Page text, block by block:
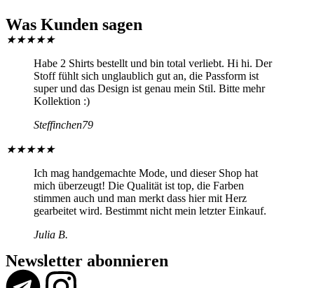
Was Kunden sagen
★★★★★
Habe 2 Shirts bestellt und bin total verliebt. Hi hi. Der
Stoff fühlt sich unglaublich gut an, die Passform ist
super und das Design ist genau mein Stil. Bitte mehr
Kollektion :)
Steffinchen79
★★★★★
Ich mag handgemachte Mode, und dieser Shop hat
mich überzeugt! Die Qualität ist top, die Farben
stimmen auch und man merkt dass hier mit Herz
gearbeitet wird. Bestimmt nicht mein letzter Einkauf.
Julia B.
Newsletter abonnieren